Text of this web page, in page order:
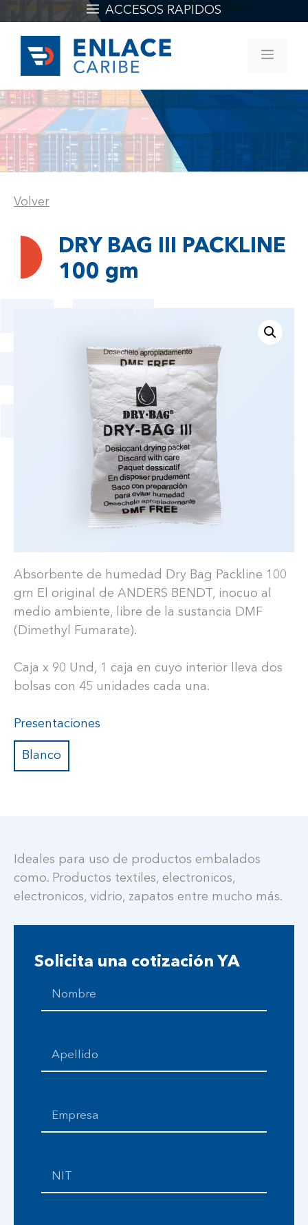
contenido
ACCESOS RAPIDOS
Volver
DRY BAG III PACKLINE
100 gm
Absorbente de humedad Dry Bag Packline 100
gm El original de ANDERS BENDT, inocuo al
medio ambiente, libre de la sustancia DMF
(Dimethyl Fumarate).
Caja x 90 Und, 1 caja en cuyo interior lleva dos
bolsas con 45 unidades cada una.
Presentaciones
Blanco
Ideales para uso de productos embalados
como. Productos textiles, electronicos,
electronicos, vidrio, zapatos entre mucho más.
Solicita una cotización YA